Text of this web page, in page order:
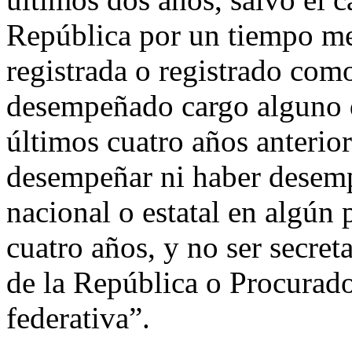
República por un tiempo
registrada o registrado
desempeñado cargo
últimos cuatro años
desempeñar ni haber
nacional o estatal en
cuatro años, y no ser
de la República o
federativa”.